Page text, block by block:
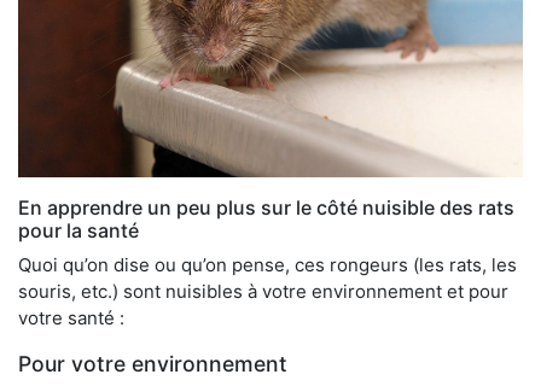
En apprendre un peu plus sur le côté nuisible des rats
pour la santé
Quoi qu’on dise ou qu’on pense, ces rongeurs (les rats, les
souris, etc.) sont nuisibles à votre environnement et pour
votre santé :
Pour votre environnement